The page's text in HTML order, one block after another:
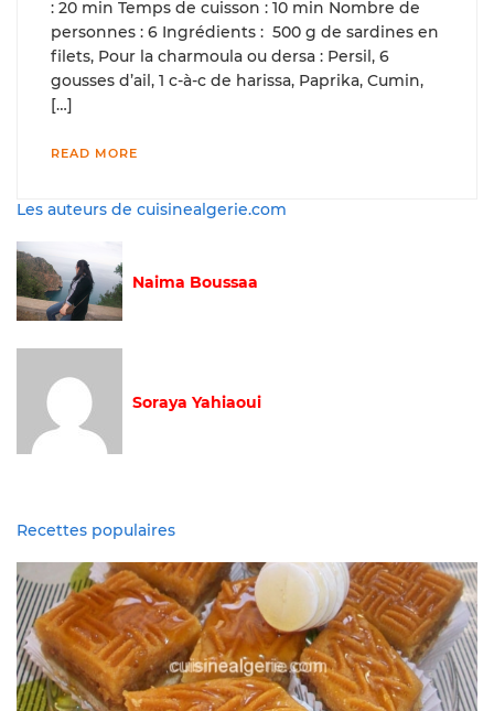
: 20 min Temps de cuisson : 10 min Nombre de
personnes : 6 Ingrédients : 500 g de sardines en
filets, Pour la charmoula ou dersa : Persil, 6
gousses d’ail, 1 c-à-c de harissa, Paprika, Cumin,
[…]
READ MORE
Les auteurs de cuisinealgerie.com
Naima Boussaa
Soraya Yahiaoui
Recettes populaires